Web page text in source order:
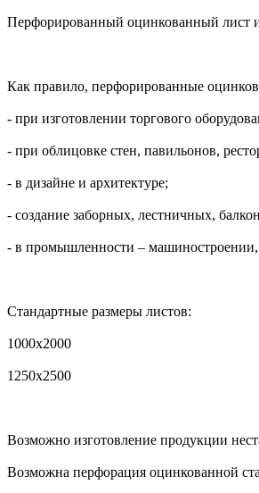
Перфорированный оцинкованный лист
Как правило, перфорированные
- при изготовлении торгового
- при облицовке стен, павильонов,
- в дизайне и архитектуре;
- создание заборных, лестничных,
- в промышленности – машиностроении,
Стандартные размеры листов:
1000х2000
1250х2500
Возможно изготовление продукции
Возможна перфорация оцинкованной